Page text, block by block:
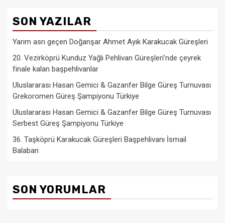
SON YAZILAR
Yarım asrı geçen Doğanşar Ahmet Ayık Karakucak Güreşleri
20. Vezirköprü Kunduz Yağlı Pehlivan Güreşleri’nde çeyrek
finale kalan başpehlivanlar
Uluslararası Hasan Gemici & Gazanfer Bilge Güreş Turnuvası
Grekoromen Güreş Şampiyonu Türkiye
Uluslararası Hasan Gemici & Gazanfer Bilge Güreş Turnuvası
Serbest Güreş Şampiyonu Türkiye
36. Taşköprü Karakucak Güreşleri Başpehlivanı İsmail
Balaban
SON YORUMLAR